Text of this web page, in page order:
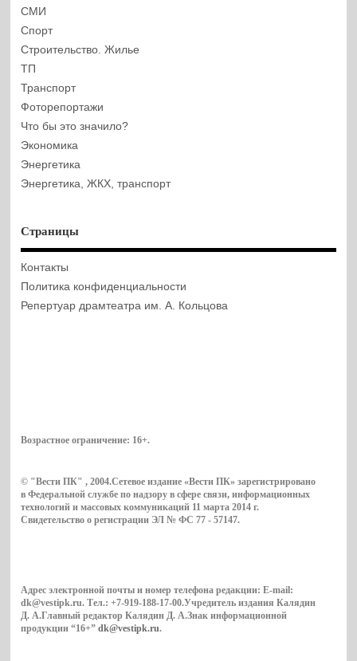
СМИ
Спорт
Строительство. Жилье
ТП
Транспорт
Фоторепортажи
Что бы это значило?
Экономика
Энергетика
Энергетика, ЖКХ, транспорт
Страницы
Контакты
Политика конфиденциальности
Репертуар драмтеатра им. А. Кольцова
Возрастное ограничение: 16+.
© "Вести ПК" , 2004.Сетевое издание «Вести ПК» зарегистрировано
в Федеральной службе по надзору в сфере связи, информационных
технологий и массовых коммуникаций 11 марта 2014 г.
Свидетельство о регистрации ЭЛ № ФС 77 - 57147.
Адрес электронной почты и номер телефона редакции: E-mail:
dk@vestipk.ru. Тел.: +7-919-188-17-00.Учредитель издания Калядин
Д. А.Главный редактор Калядин Д. А.Знак информационной
продукции “16+”dk@vestipk.ru.